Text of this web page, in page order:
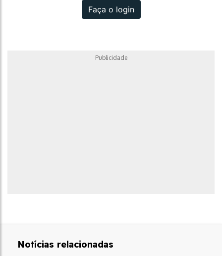
Faça o login
Publicidade
Notícias relacionadas